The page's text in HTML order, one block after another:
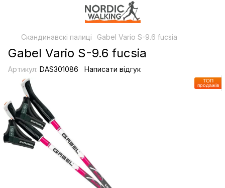
Скандинавскі палиці Gabel Vario S-9.6 fucsia
Gabel Vario S-9.6 fucsia
Артикул: DAS301086 Написати відгук
ТОП
продажів